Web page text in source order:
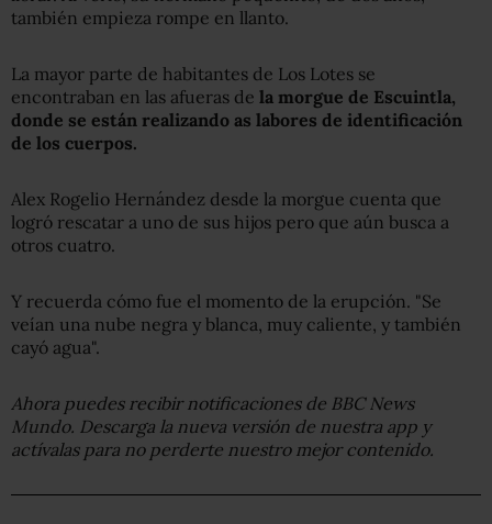
también empieza rompe en llanto.
La mayor parte de habitantes de Los Lotes se
encontraban en las afueras de la morgue de Escuintla,
donde se están realizando as labores de identificación
de los cuerpos.
Alex Rogelio Hernández desde la morgue cuenta que
logró rescatar a uno de sus hijos pero que aún busca a
otros cuatro.
Y recuerda cómo fue el momento de la erupción. "Se
veían una nube negra y blanca, muy caliente, y también
cayó agua".
Ahora puedes recibir notificaciones de BBC News
Mundo. Descarga la nueva versión de nuestra app y
actívalas para no perderte nuestro mejor contenido.